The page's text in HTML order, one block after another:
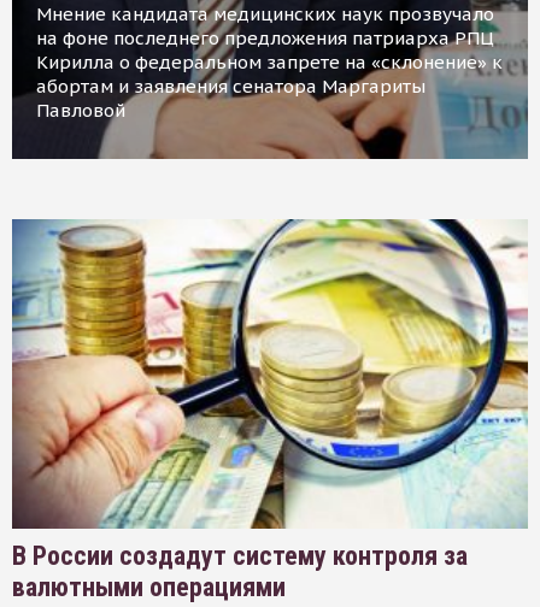
Мнение кандидата медицинских наук прозвучало
на фоне последнего предложения патриарха РПЦ
Кирилла о федеральном запрете на «склонение» к
абортам и заявления сенатора Маргариты
Павловой
В России создадут систему контроля за
валютными операциями